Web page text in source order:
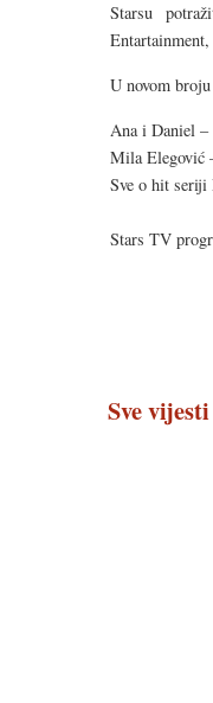
Starsu
U novom
Ana i Daniel –
Mila Elegović
Sve o hit seriji
Stars TV
Sve vijesti